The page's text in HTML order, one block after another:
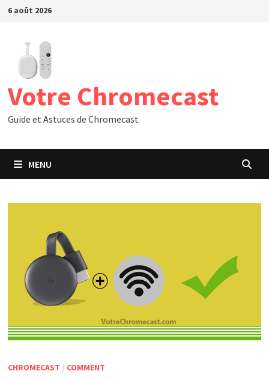
Passer
contenu
6 août 2026
Votre Chromecast
Guide et Astuces de Chromecast
MENU
CHROMECAST / COMMENT